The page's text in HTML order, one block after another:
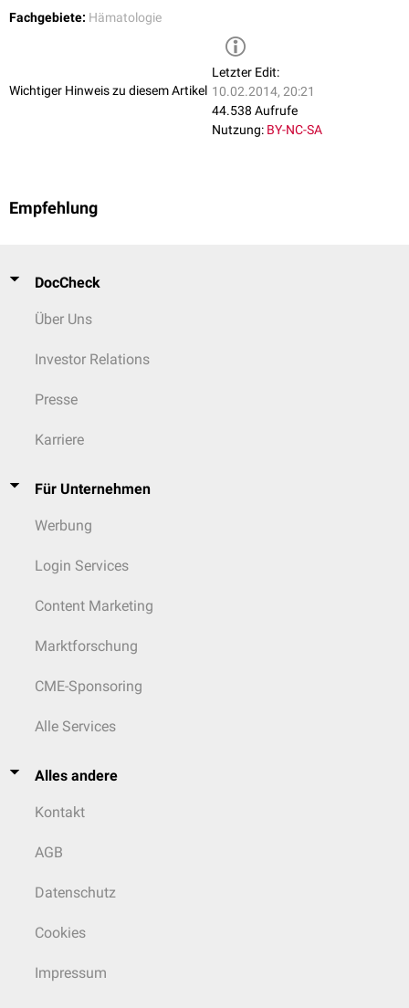
Fachgebiete: Hämatologie
Wichtiger Hinweis zu diesem Artikel
Letzter Edit:
10.02.2014, 20:21
44.538 Aufrufe
Nutzung: BY-NC-SA
Empfehlung
DocCheck
Über Uns
Investor Relations
Presse
Karriere
Für Unternehmen
Werbung
Login Services
Content Marketing
Marktforschung
CME-Sponsoring
Alle Services
Alles andere
Kontakt
AGB
Datenschutz
Cookies
Impressum